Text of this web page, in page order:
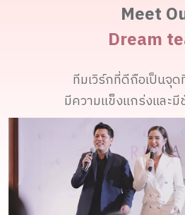
Meet
Dream
ทีมเวิร์กที่ดีถือเป็นจุด
มีความแข็งแกร่งและ